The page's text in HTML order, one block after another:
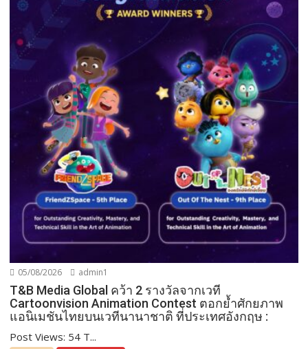
05/08/2026 admin1
T&B Media Global คว้า 2 รางวัลจากเวที
Cartoonvision Animation Contest ตอกย้ำศักยภาพ
แอนิเมชันไทยบนเวทีนานาชาติ ที่ประเทศอังกฤษ :
Post Views: 54 T...